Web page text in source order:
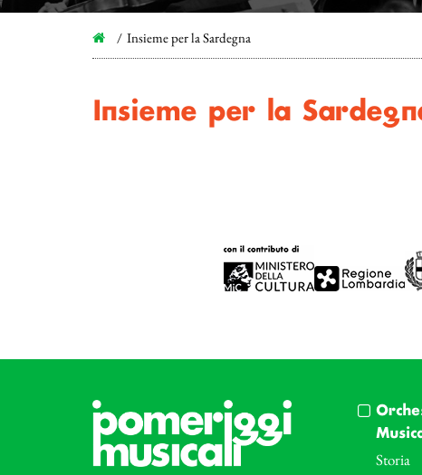
Insieme per la Sardegna
Insieme per la
Storia